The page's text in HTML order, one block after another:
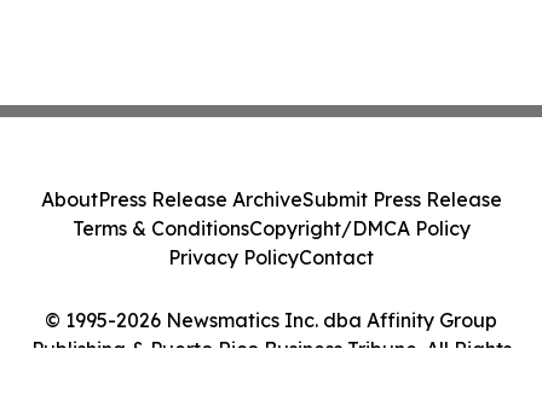
© 1995-2026 Newsmatics Inc. dba Affinity Group
Publishing & Puerto Rico Business Tribune. All Rights
AboutPress Release ArchiveSubmit Press Release
Terms & ConditionsCopyright/DMCA Policy
Privacy PolicyContact